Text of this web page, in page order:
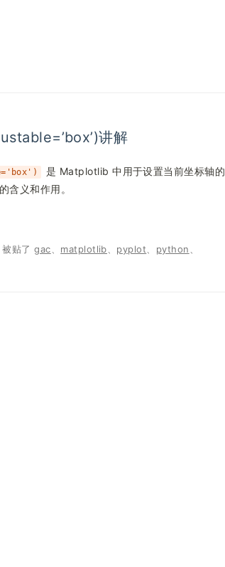
讲解
是 Matplotlib 中用于设置当前坐标轴的
含义和作用。
被贴了gac matplotlib pyplot python